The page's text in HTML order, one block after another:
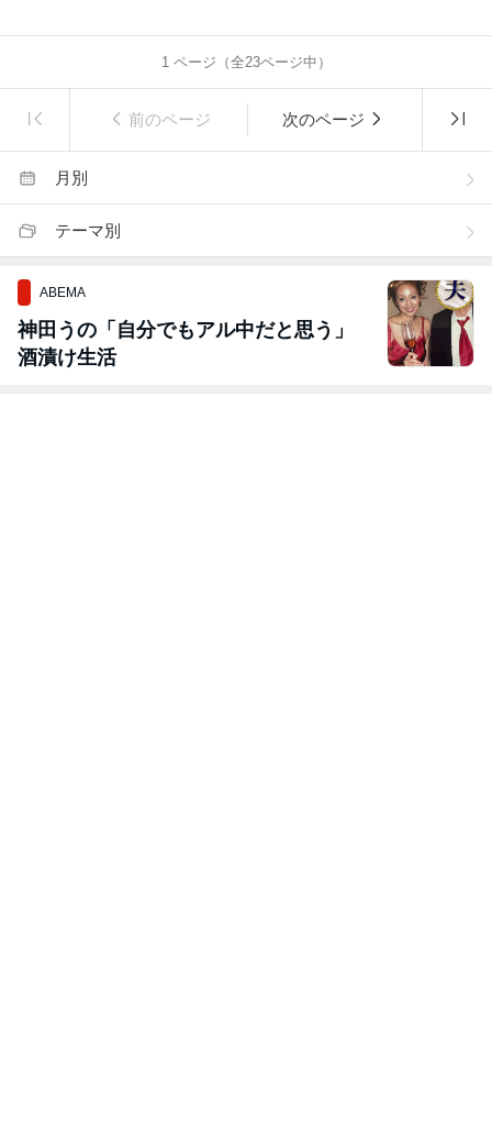
1ページ（全23ページ中）
前のページ 次のページ
月別
テーマ別
ABEMA
神田うの「自分でもアル中だと思う」
酒漬け生活